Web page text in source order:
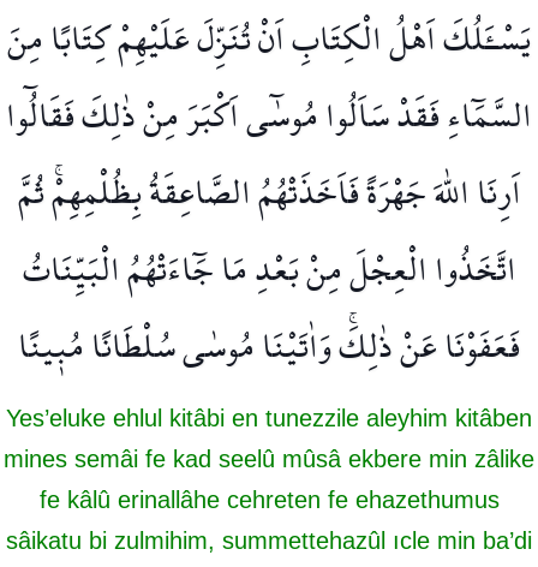
يَسْـَٔلُكَ اَهْلُ الْكِتَابِ اَنْ تُنَزِّلَ عَلَيْهِمْ كِتَابًا مِنَ
السَّمَٓاءِ فَقَدْ سَاَلُوا مُوسٰٓى اَكْبَرَ مِنْ ذٰلِكَ فَقَالُٓوا
اَرِنَا اللّٰهَ جَهْرَةً فَاَخَذَتْهُمُ الصَّاعِقَةُ بِظُلْمِهِمْۚ ثُمَّ
اتَّخَذُوا الْعِجْلَ مِنْ بَعْدِ مَا جَٓاءَتْهُمُ الْبَيِّنَاتُ
فَعَفَوْنَا عَنْ ذٰلِكَۚ وَاٰتَيْنَا مُوسٰى سُلْطَانًا مُب۪ينًا
Yes’eluke ehlul kitâbi en tunezzile aleyhim kitâben
mines semâi fe kad seelû mûsâ ekbere min zâlike
fe kâlû erinallâhe cehreten fe ehazethumus
sâikatu bi zulmihim, summettehazûl ıcle min ba’di